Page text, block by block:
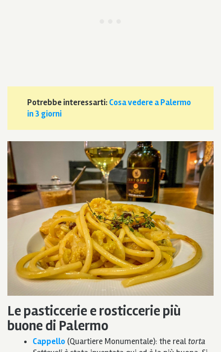
Potrebbe interessarti:Cosa vedere a Palermo
in 3 giorni
Le pasticcerie e rosticcerie più
buone di Palermo
Cappello (Quartiere Monumentale): the realtorta